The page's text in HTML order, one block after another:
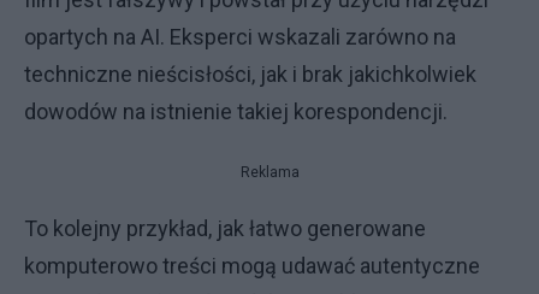
opartych na AI. Eksperci wskazali zarówno na
techniczne nieścisłości, jak i brak jakichkolwiek
dowodów na istnienie takiej korespondencji.
Reklama
To kolejny przykład, jak łatwo generowane
komputerowo treści mogą udawać autentyczne